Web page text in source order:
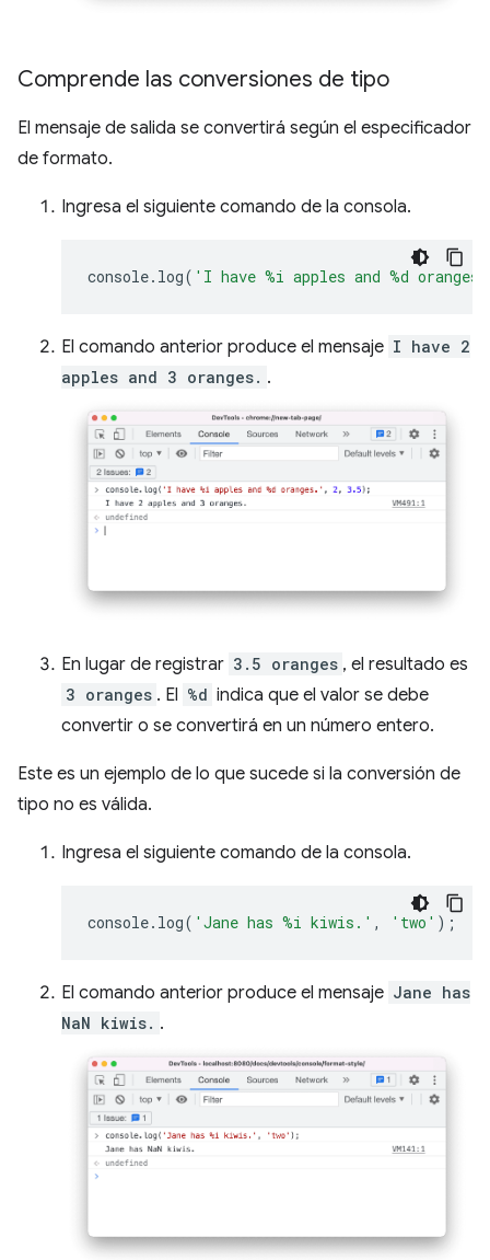
Comprende las conversiones de tipo
El mensaje de salida se convertirá según el especificador
de formato.
Ingresa el siguiente comando de la consola.
console. log( 'I have %i apples and %d
El comando anterior produce el mensaje I have 2
apples and 3 oranges. .
En lugar de registrar 3.5 oranges , el resultado es
3 oranges . El %d indica que el valor se debe
convertir o se convertirá en un número entero.
Este es un ejemplo de lo que sucede si la conversión de
tipo no es válida.
Ingresa el siguiente comando de la consola.
console. log( 'Jane has %i kiwis.' , 'two' );
El comando anterior produce el mensaje Jane has
NaN kiwis. .